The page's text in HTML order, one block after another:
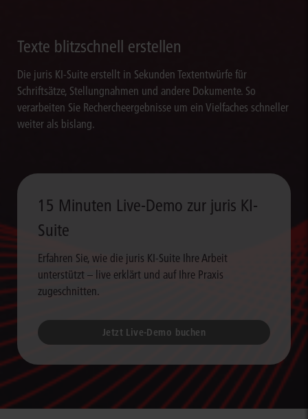
Texte blitzschnell erstellen
Die juris KI-Suite erstellt in Sekunden Textentwürfe für
Schriftsätze, Stellungnahmen und andere Dokumente. So
verarbeiten Sie Rechercheergebnisse um ein Vielfaches schneller
weiter als bislang.
15 Minuten Live-Demo zur juris KI-
Suite
Erfahren Sie, wie die juris KI-Suite Ihre Arbeit
unterstützt – live erklärt und auf Ihre Praxis
zugeschnitten.
Jetzt Live-Demo buchen